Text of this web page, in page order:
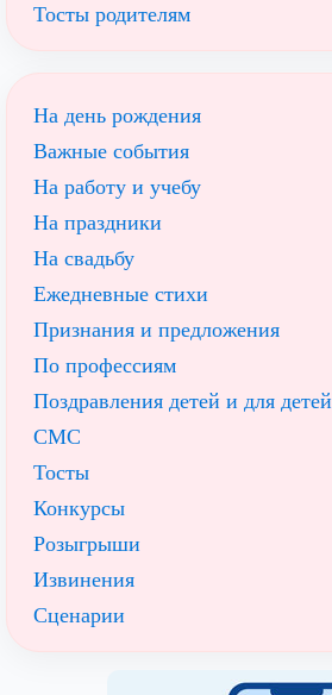
Тосты родителям
На день рождения
Важные события
На работу и учебу
На праздники
На свадьбу
Ежедневные стихи
Признания и предложения
По профессиям
Поздравления детей и для детей
СМС
Тосты
Конкурсы
Розыгрыши
Извинения
Сценарии